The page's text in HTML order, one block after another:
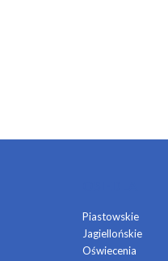
Piastowskie
Jagiellońskie
Oświecenia